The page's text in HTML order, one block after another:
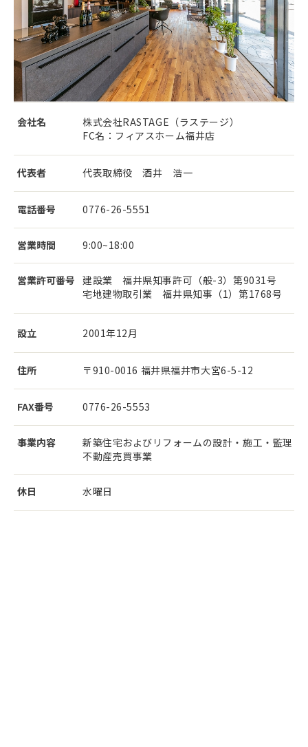
会社名
株式会社RASTAGE（ラステージ）
FC名：フィアスホーム福井店
代表者 代表取締役 酒井 浩一
電話番号 0776-26-5551
営業時間 9:00~18:00
営業許可番号 建設業 福井県知事許可（般-3）第9031号
宅地建物取引業 福井県知事（1）第1768号
設立 2001年12月
住所 〒910-0016 福井県福井市大宮6-5-12
FAX番号 0776-26-5553
事業内容
新築住宅およびリフォームの設計・施工・監理
不動産売買事業
休日 水曜日